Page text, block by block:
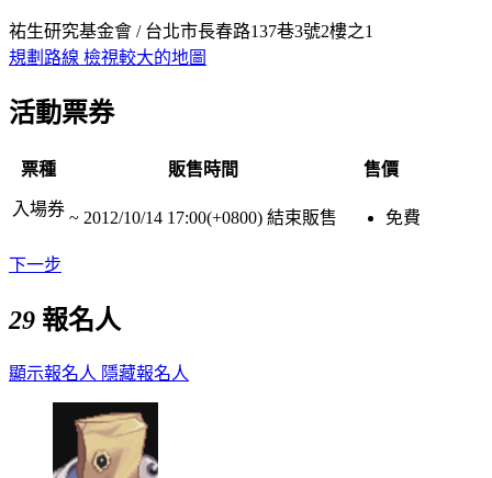
祐生研究基金會 / 台北市長春路137巷3號2樓之1
規劃路線 檢視較大的地圖
活動票券
票種 販售時間 售價
入場券 ~ 2012/10/14 17:00(+0800) 結束販售 免費
下一步
29 報名人
顯示報名人 隱藏報名人